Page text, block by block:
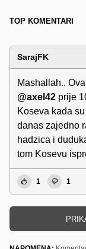
TOP KOMENTARI
SarajFK
Mashallah..
@axel42 prije
Koseva kada
danas zajedno
hadzica i
tom Kosevu
1 1